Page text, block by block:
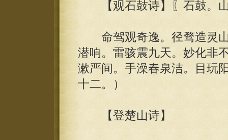
【观石鼓诗】〖石鼓。
命驾观奇逸。径骛造灵山
潜响。雷骇震九天。妙化非
漱严间。手澡春泉洁。目玩
十二。）
【登楚山诗】